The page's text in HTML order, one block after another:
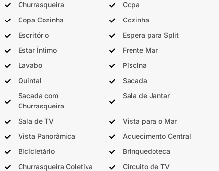
Churrasqueira
Copa
Copa Cozinha
Cozinha
Escritório
Espera para Split
Estar Íntimo
Frente Mar
Lavabo
Piscina
Quintal
Sacada
Sacada com
Churrasqueira
Sala de Jantar
Sala de TV
Vista para o Mar
Vista Panorâmica
Aquecimento Central
Bicicletário
Brinquedoteca
Churrasqueira Coletiva
Circuito de TV